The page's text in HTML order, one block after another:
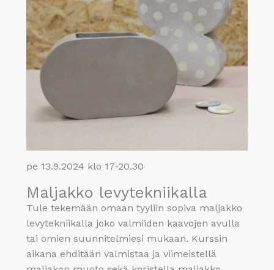
pe 13.9.2024 klo 17-20.30
Maljakko levytekniikalla
Tule tekemään omaan tyyliin sopiva maljakko
levytekniikalla joko valmiiden kaavojen avulla
tai omien suunnitelmiesi mukaan. Kurssin
aikana ehditään valmistaa ja viimeistellä